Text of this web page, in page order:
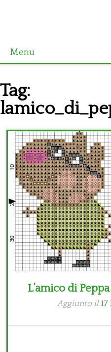
Menu
Ultimi schemi
Alfabeto
Bambini
Disney
Thun
Tag:
L’amico di
Aggiunto il